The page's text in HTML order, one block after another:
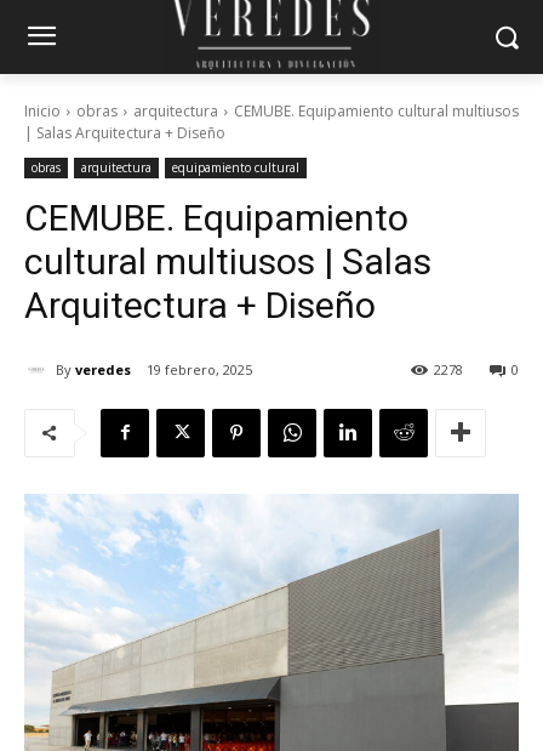
Inicio obras arquitectura
CEMUBE. Equipamiento cultural multiusos
| Salas Arquitectura + Diseño
obras arquitectura equipamiento cultural
CEMUBE. Equipamiento
cultural multiusos | Salas
Arquitectura + Diseño
By veredes 19 febrero, 2025 0
2278